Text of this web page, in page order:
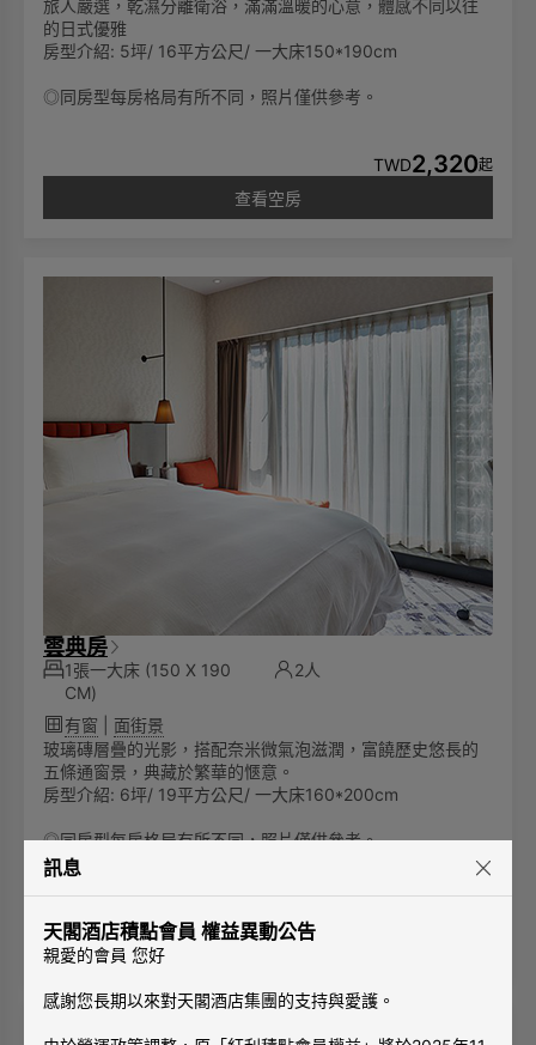
旅人嚴選，乾濕分離衛浴，滿滿溫暖的心意，體感不同以往
的日式優雅
房型介紹: 5坪/ 16平方公尺/ 一大床150*190cm
◎同房型每房格局有所不同，照片僅供參考。
TWD2,320起
查看空房
雲典房
1張一大床 (150 X 190
CM)
2人
有窗
面街景
玻璃磚層疊的光影，搭配奈米微氣泡滋潤，富饒歷史悠長的
五條通窗景，典藏於繁華的愜意。
房型介紹: 6坪/ 19平方公尺/ 一大床160*200cm
◎同房型每房格局有所不同，照片僅供參考。
查看空房
訊息
天閣酒店積點會員 權益異動公告
親愛的會員 您好
感謝您長期以來對天閣酒店集團的支持與愛護。